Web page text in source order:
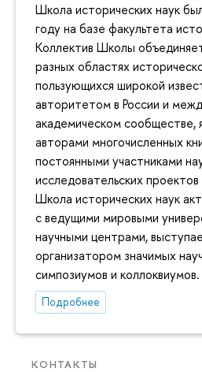
Школа исторических наук
году на базе факультета
Коллектив Школы
разных областях
пользующихся широкой
авторитетом в России и
академическом сообществе,
авторами многочисленных
постоянными участниками
исследовательских
Школа исторических наук
с ведущими мировыми
научными центрами,
организатором значимых
симпозиумов и коллоквиумов.
Подробнее
КОНТАКТЫ